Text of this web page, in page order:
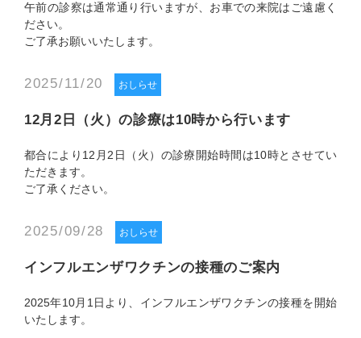
午前の診察は通常通り行いますが、お車での来院はご遠慮く
ださい。
ご了承お願いいたします。
2025/11/20 おしらせ
12月2日（火）の診療は10時から行います
都合により12月2日（火）の診療開始時間は10時とさせてい
ただきます。
ご了承ください。
2025/09/28 おしらせ
インフルエンザワクチンの接種のご案内
2025年10月1日より、インフルエンザワクチンの接種を開始
いたします。